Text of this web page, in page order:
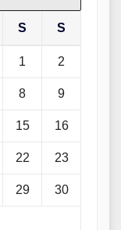
S S
1 2
8 9
15 16
22 23
29 30